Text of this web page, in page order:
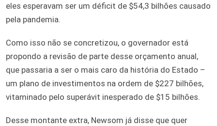
eles esperavam ser um déficit de $54,3 bilhões causado
pela pandemia.
Como isso não se concretizou, o governador está
propondo a revisão de parte desse orçamento anual,
que passaria a ser o mais caro da história do Estado –
um plano de investimentos na ordem de $227 bilhões,
vitaminado pelo superávit inesperado de $15 bilhões.
Desse montante extra, Newsom já disse que quer